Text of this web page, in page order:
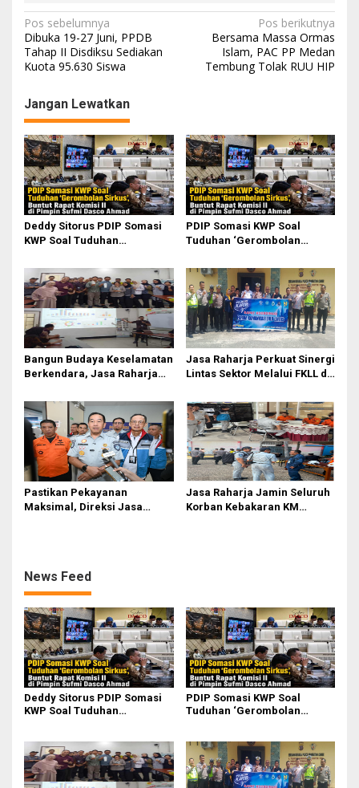
N
a
v
i
g
a
s
i
p
o
s
Pos sebelumnya
Dibuka 19-27 Juni, PPDB
Tahap II Disdiksu Sediakan
Kuota 95.630 Siswa
Pos berikutnya
Bersama Massa Ormas
Islam, PAC PP Medan
Tembung Tolak RUU HIP
Jangan Lewatkan
Deddy Sitorus PDIP Somasi
KWP Soal Tuduhan
Rapat Komisi II Dipimpin
Sufmi Dasco Ahmad
PDIP Somasi KWP Soal
Tuduhan ‘Gerombolan
II Dipimpin Sufmi Dasco
Ahmad
Bangun Budaya Keselamatan
Berkendara, Jasa Raharja
Pasifik Medan Industri
Jasa Raharja Perkuat Sinergi
Lintas Sektor Melalui FKLL di
Pastikan Pekayanan
Maksimal, Direksi Jasa
Jasa Raharja Jamin Seluruh
Korban Kebakaran KM
News Feed
Deddy Sitorus PDIP Somasi
KWP Soal Tuduhan
Sufmi Dasco Ahmad
PDIP Somasi KWP Soal
Tuduhan ‘Gerombolan
Ahmad